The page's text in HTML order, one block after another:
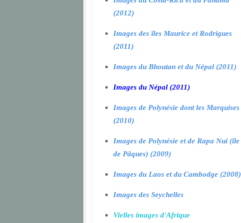
(2012)
Images des îles Maurice et Rodrigues
(2011)
Images du Bhoutan et du Népal (2011)
Images du Népal (2011)
Images de Polynésie dont les Marquises
(2010)
Images de Polynésie et de Rapa Nui (île
de Pâques) (2009)
Images du Laos et du Cambodge (2008)
Images des Seychelles
Vielles images d'Afrique